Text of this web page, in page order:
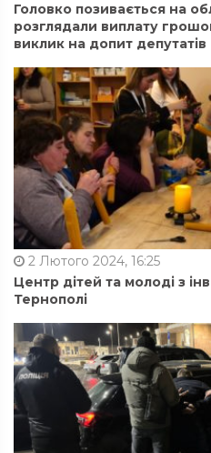
Головко позивається на
розглядали виплату
виклик на допит депутатів
2 Лютого 2024, 16:25
Центр дітей та молоді з
Тернополі